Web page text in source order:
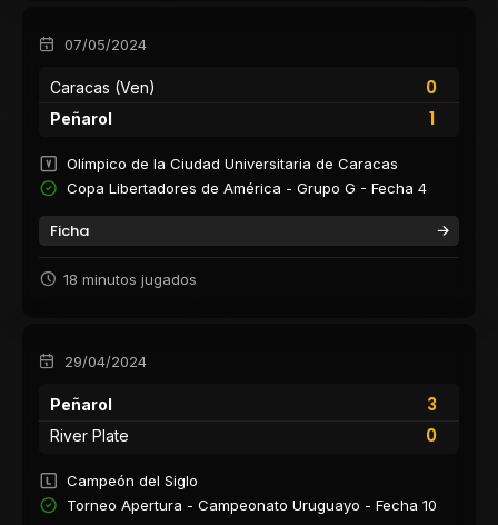
07/05/2024
Caracas (Ven)
0
1
Peñarol
Olímpico de la Ciudad Universitaria de Caracas
Copa Libertadores de América - Grupo G - Fecha 4
Ficha
18 minutos jugados
29/04/2024
Peñarol
3
0
River Plate
Campeón del Siglo
Torneo Apertura - Campeonato Uruguayo - Fecha 10